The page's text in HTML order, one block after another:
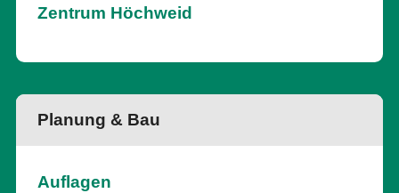
Zentrum Höchweid
Planung & Bau
Auflagen